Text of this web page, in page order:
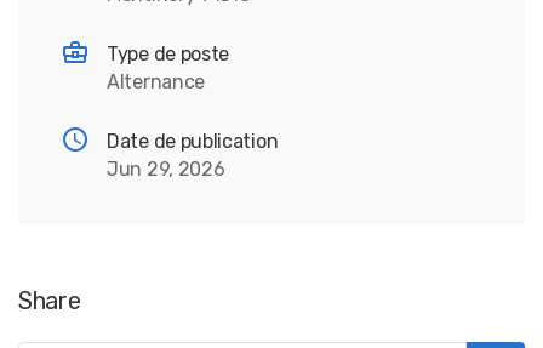
Type de poste
Alternance
Date de publication
Jun 29, 2026
Share